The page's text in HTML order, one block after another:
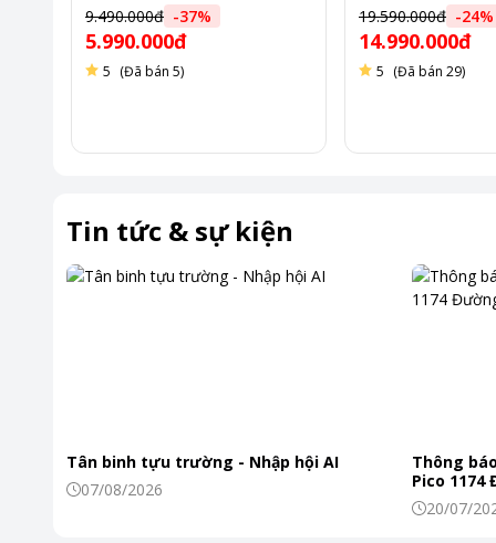
9.490.000đ -37%
5.990.000đ
5 (Đã bán 5)
19.590.000đ -24%
14.990.000đ
5 (Đã bán 29)
Tin tức & sự kiện
Tân binh tựu trường - Nhập hội AI
07/08/2026
Thông
Pico 1174
20/07/